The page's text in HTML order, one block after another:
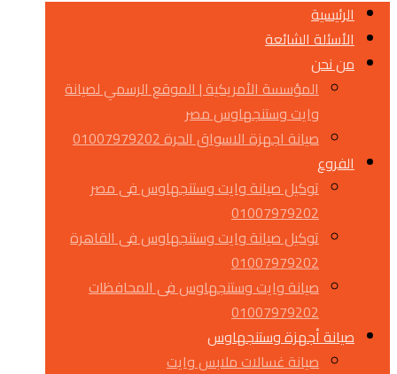
الرئيسية
الأسئلة الشائعة
من نحن
المؤسسة الأمريكية | الموقع الرسمي لصيانة
وايت وستنجهاوس مصر
صيانة اجهزة الاسواق الحرة 01007979202
الفروع
توكيل صيانة وايت وستنجهاوس فى مصر
01007979202
توكيل صيانة وايت وستنجهاوس فى القاهرة
01007979202
صيانة وايت وستنجهاوس فى المحافظات
01007979202
صيانة أجهزة وستنجهاوس
صيانة غسالات ملابس وايت